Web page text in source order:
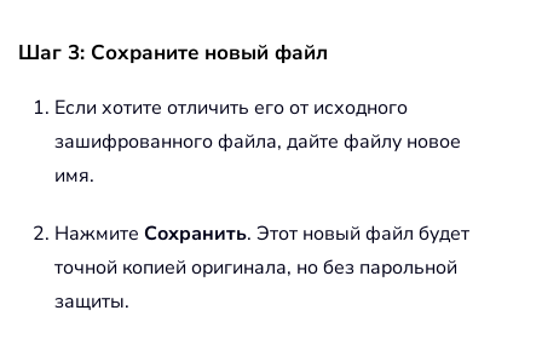
Шаг 3: Сохраните новый файл
Если хотите отличить его от исходного
зашифрованного файла, дайте файлу новое
имя.
Нажмите Сохранить. Этот новый файл будет
точной копией оригинала, но без парольной
защиты.